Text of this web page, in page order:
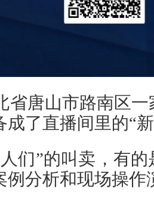
省唐山市路南区
成了直播间里的“
们”的叫卖，有
例分析和现场操作